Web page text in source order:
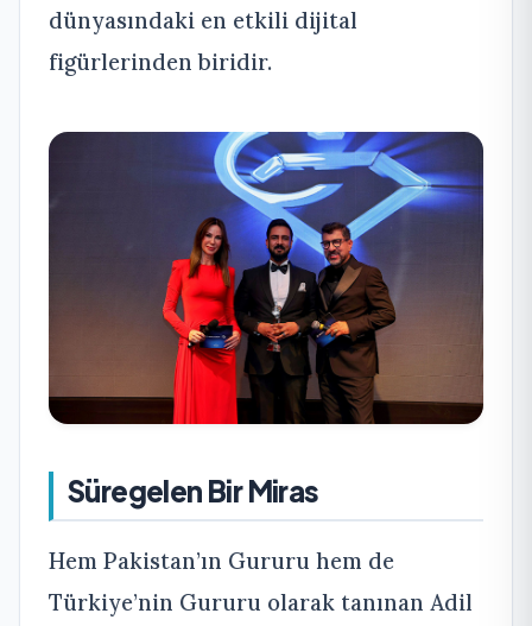
dünyasındaki en etkili dijital
figürlerinden biridir.
Süregelen Bir Miras
Hem Pakistan’ın Gururu hem de
Türkiye’nin Gururu olarak tanınan Adil